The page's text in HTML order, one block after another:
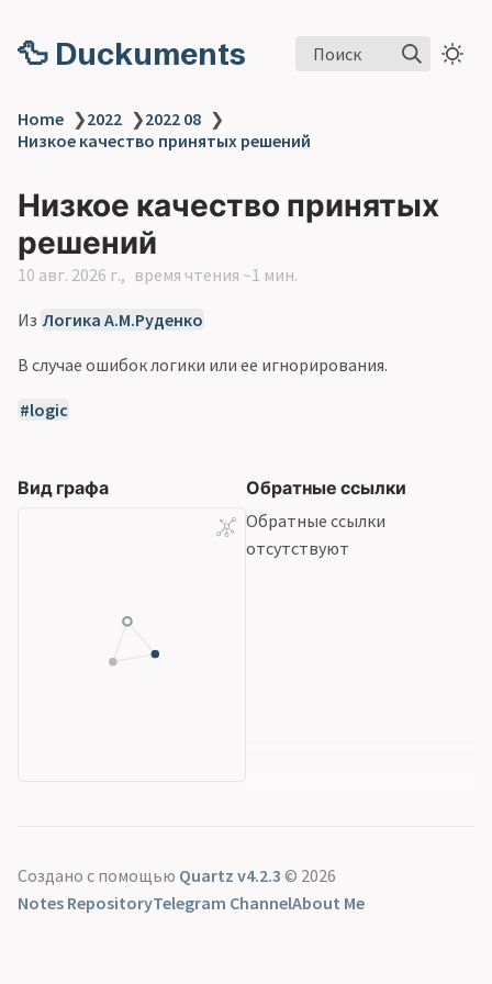
🦆 Duckuments Поиск
Home ❯2022 ❯2022 08 ❯
Низкое качество принятых решений
Низкое качество принятых
решений
10 авг. 2026 г. время чтения ~1 мин.
Из Логика А.М.Руденко
В случае ошибок логики или ее игнорирования.
logic
Вид графа
Обратные ссылки
Обратные ссылки
отсутствуют
Создано с помощью Quartz v4.2.3 © 2026
Notes RepositoryTelegram ChannelAbout Me